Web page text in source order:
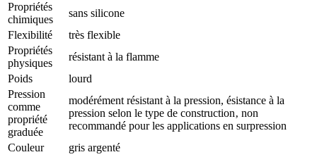
Propriétés
chimiques
sans silicone
Flexibilité
très flexible
Propriétés
physiques
résistant à la flamme
Poids
lourd
Pression
comme
propriété
graduée
modérément résistant à la pression, ésistance à la
pression selon le type de construction‚ non
recommandé pour les applications en surpression
Couleur
gris argenté